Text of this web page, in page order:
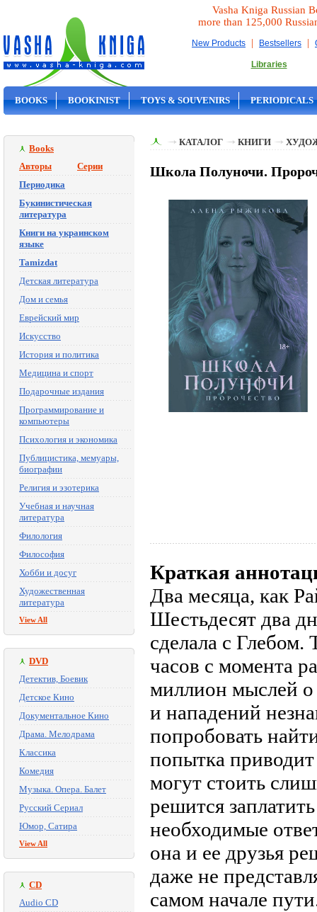
Vasha Kniga Russian
more than 125,000
New Products | Bestsellers |
Libraries
BOOKS BOOKINIST TOYS & SOUVENIRS PERIODICALS
Books
Авторы
Серии
Периодика
Букинистическая
литература
Книги на украинском
языке
Tamizdat
Детская литература
Дом и семья
Еврейский мир
Искусство
История и политика
Медицина и спорт
Подарочные издания
Программирование и
компьютеры
Психология и экономика
Публицистика, мемуары,
биографии
Религия и эзотерика
Учебная и научная
литература
Филология
Философия
Хобби и досуг
Художественная
литература
View All
DVD
Детектив, Боевик
Детское Кино
Документальное Кино
Драма. Мелодрама
Классика
Комедия
Музыка. Опера. Балет
Русский Сериал
Юмор, Сатира
View All
CD
Audio CD
КАТАЛОГ КНИГИ
Школа Полуночи.
Краткая
Два месяца, как
Шестьдесят два
сделала с Глебом.
часов с момента
миллион мыслей
и нападений
попробовать
попытка
могут стоить
решится
необходимые
она и ее друзья
даже не
самом начале